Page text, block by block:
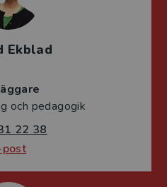
Ekblad
och pedagogik
22 38
post